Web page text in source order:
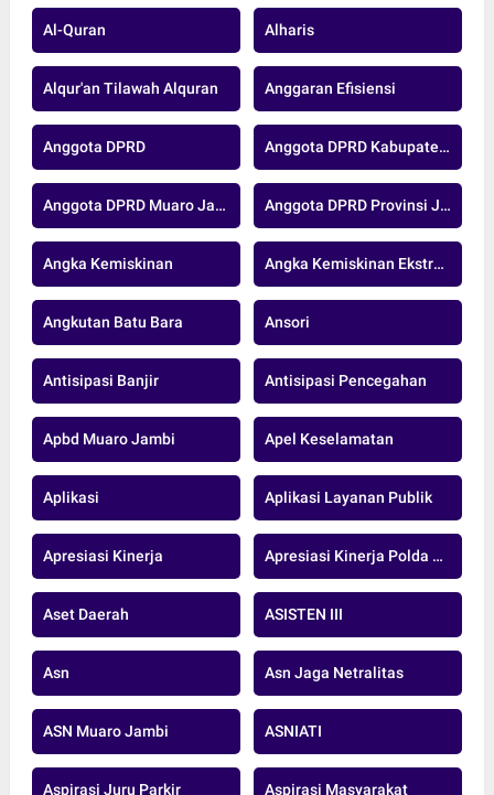
Al-Quran Alharis
Alqur'an Tilawah Alquran Anggaran Efisiensi
Anggota DPRD Anggota DPRD Kabupaten Muaro Jambi
Anggota DPRD Muaro Jambi Anggota DPRD Provinsi Jambi
Angka Kemiskinan Angka Kemiskinan Ekstrem
Angkutan Batu Bara Ansori
Antisipasi Banjir Antisipasi Pencegahan
Apbd Muaro Jambi Apel Keselamatan
Aplikasi Aplikasi Layanan Publik
Apresiasi Kinerja Apresiasi Kinerja Polda Jambi
Aset Daerah ASISTEN III
Asn Asn Jaga Netralitas
ASN Muaro Jambi ASNIATI
Aspirasi Juru Parkir Aspirasi Masyarakat